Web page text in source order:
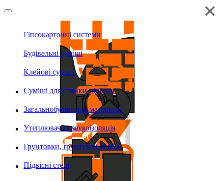
Гіпсокартонні системи
Будівельні суміші
Клейові суміші
Суміші для стяжки підлоги
Загальнобудівельні матеріали
Утеплювач та звукоізоляція
Грунтовки, ґрунтуючі фарби
Підвісні стелі